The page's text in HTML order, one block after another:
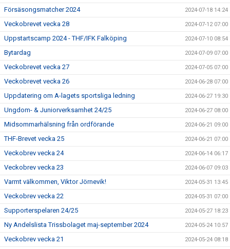
Försäsongsmatcher 2024 2024-07-18 14:24
Veckobrevet vecka 28 2024-07-12 07:00
Uppstartscamp 2024 - THF/IFK Falköping 2024-07-10 08:54
Bytardag 2024-07-09 07:00
Veckobrevet vecka 27 2024-07-05 07:00
Veckobrevet vecka 26 2024-06-28 07:00
Uppdatering om A-lagets sportsliga ledning 2024-06-27 19:30
Ungdom- & Juniorverksamhet 24/25 2024-06-27 08:00
Midsommarhälsning från ordförande 2024-06-21 09:00
THF-Brevet vecka 25 2024-06-21 07:00
Veckobrev vecka 24 2024-06-14 06:17
Veckobrev vecka 23 2024-06-07 09:03
Varmt välkommen, Viktor Jörnevik! 2024-05-31 13:45
Veckobrev vecka 22 2024-05-31 07:00
Supporterspelaren 24/25 2024-05-27 18:23
Ny Andelslista Trissbolaget maj-september 2024 2024-05-24 10:57
Veckobrev vecka 21 2024-05-24 08:18